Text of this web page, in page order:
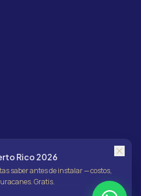
Política de Privacidad
Rico 2026
saber antes de instalar — costos,
Gratis.